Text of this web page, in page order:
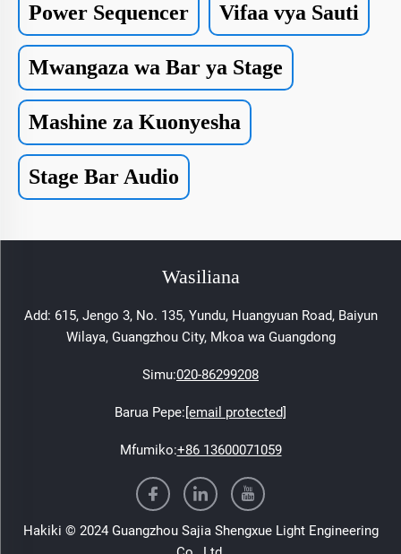
Power Sequencer Vifaa vya Sauti
Mwangaza wa Bar ya Stage
Mashine za Kuonyesha
Stage Bar Audio
Wasiliana
Add: 615, Jengo 3, No. 135, Yundu, Huangyuan Road, Baiyun
Wilaya, Guangzhou City, Mkoa wa Guangdong
Simu:020-86299208
Barua Pepe:[email protected]
Mfumiko:+86 13600071059
Hakiki © 2024 Guangzhou Sajia Shengxue Light Engineering